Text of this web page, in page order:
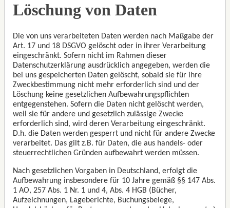
Löschung von Daten
Die von uns verarbeiteten Daten werden nach Maßgabe der
Art. 17 und 18 DSGVO gelöscht oder in ihrer Verarbeitung
eingeschränkt. Sofern nicht im Rahmen dieser
Datenschutzerklärung ausdrücklich angegeben, werden die
bei uns gespeicherten Daten gelöscht, sobald sie für ihre
Zweckbestimmung nicht mehr erforderlich sind und der
Löschung keine gesetzlichen Aufbewahrungspflichten
entgegenstehen. Sofern die Daten nicht gelöscht werden,
weil sie für andere und gesetzlich zulässige Zwecke
erforderlich sind, wird deren Verarbeitung eingeschränkt.
D.h. die Daten werden gesperrt und nicht für andere Zwecke
verarbeitet. Das gilt z.B. für Daten, die aus handels- oder
steuerrechtlichen Gründen aufbewahrt werden müssen.
Nach gesetzlichen Vorgaben in Deutschland, erfolgt die
Aufbewahrung insbesondere für 10 Jahre gemäß §§ 147 Abs.
1 AO, 257 Abs. 1 Nr. 1 und 4, Abs. 4 HGB (Bücher,
Aufzeichnungen, Lageberichte, Buchungsbelege,